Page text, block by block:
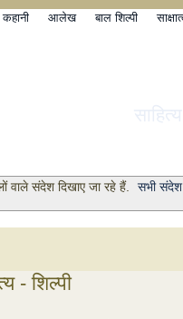
कहानी आलेख बाल शिल्पी
वाले संदेश दिखाए जा रहे हैं. सभी संदेश
- शिल्पी